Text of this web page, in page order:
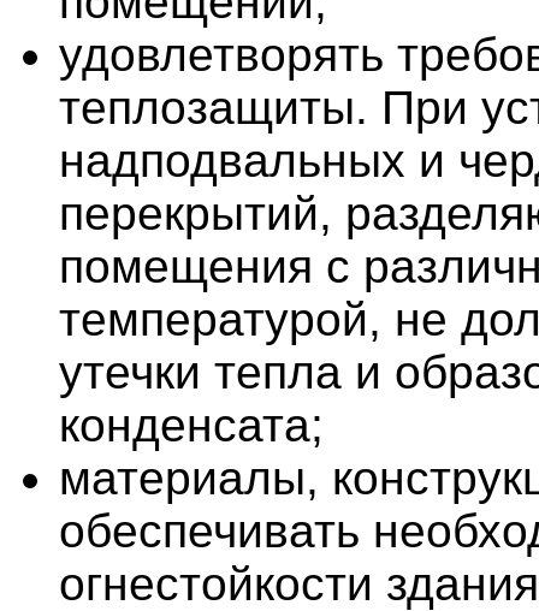
удовлетворять
теплозащиты. При
надподвальных и
перекрытий,
помещения с
температурой, не
утечки тепла и
конденсата;
материалы,
обеспечивать
огнестойкости